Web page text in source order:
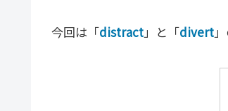
今回は「distract」と「divert